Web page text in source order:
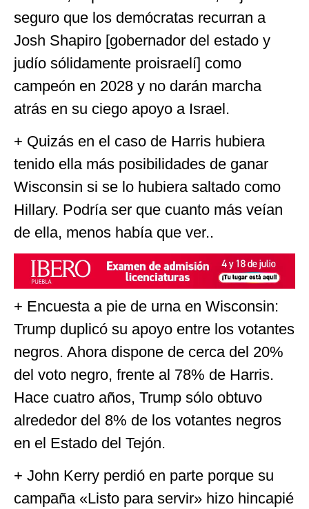
seguro que los demócratas recurran a
Josh Shapiro [gobernador del estado y
judío sólidamente proisraelí] como
campeón en 2028 y no darán marcha
atrás en su ciego apoyo a Israel.
+ Quizás en el caso de Harris hubiera
tenido ella más posibilidades de ganar
Wisconsin si se lo hubiera saltado como
Hillary. Podría ser que cuanto más veían
de ella, menos había que ver..
+ Encuesta a pie de urna en Wisconsin:
Trump duplicó su apoyo entre los votantes
negros. Ahora dispone de cerca del 20%
del voto negro, frente al 78% de Harris.
Hace cuatro años, Trump sólo obtuvo
alrededor del 8% de los votantes negros
en el Estado del Tejón.
+ John Kerry perdió en parte porque su
campaña «Listo para servir» hizo hincapié